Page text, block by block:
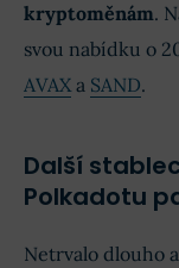
kryptoměnám.
svou nabídku o
AVAXa SAND.
Další
Polkadotu
Netrvalo dlouho